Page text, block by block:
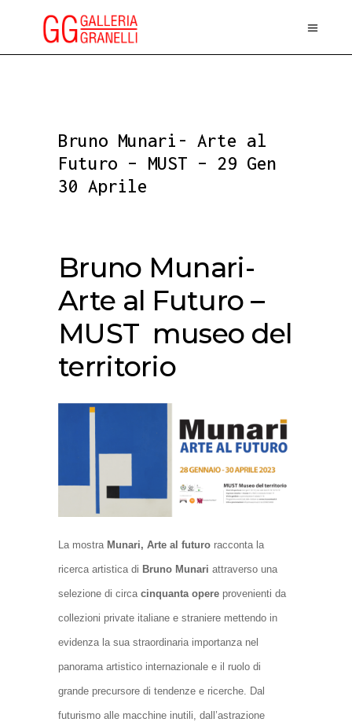
Bruno Munari- Arte al
Futuro – MUST – 29 Gen
30 Aprile
Bruno Munari-
Arte al Futuro –
MUST museo del
territorio
La mostra Munari, Arte al futuro racconta la
ricerca artistica di Bruno Munari attraverso una
selezione di circa cinquanta opere provenienti da
collezioni private italiane e straniere mettendo in
evidenza la sua straordinaria importanza nel
panorama artistico internazionale e il ruolo di
grande precursore di tendenze e ricerche. Dal
futurismo alle macchine inutili, dall’astrazione